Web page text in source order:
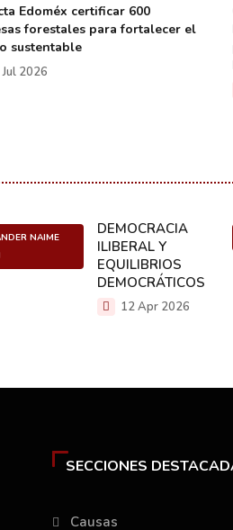
Edoméx certificar 600
forestales para fortalecer el
sustentable
2026
NAIME
DEMOCRACIA
ILIBERAL Y
EQUILIBRIOS
DEMOCRÁTICOS
12 Apr 2026
SECCIONES
Causas